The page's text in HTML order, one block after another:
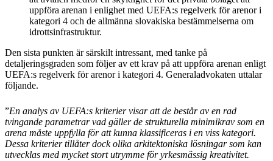
uppföra arenan i enlighet med UEFA:s regelverk för arenor i
kategori 4 och de allmänna slovakiska bestämmelserna om
idrottsinfrastruktur.
Den sista punkten är särskilt intressant, med tanke på
detaljeringsgraden som följer av ett krav på att uppföra arenan enligt
UEFA:s regelverk för arenor i kategori 4. Generaladvokaten uttalar
följande.
”En analys av UEFA:s kriterier visar att de består av en rad
tvingande parametrar vad gäller de strukturella minimikrav som en
arena måste uppfylla för att kunna klassificeras i en viss kategori.
Dessa kriterier tillåter dock olika arkitektoniska lösningar som kan
utvecklas med mycket stort utrymme för yrkesmässig kreativitet.